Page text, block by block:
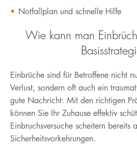
Notfallplan und schnelle Hilfe
Wie kann man
Einbrüche sind für Betroffene nicht
Verlust, sondern oft auch ein
gute Nachricht: Mit den richtigen
können Sie Ihr Zuhause effektiv
Einbruchsversuche scheitern bereits
Sicherheitsvorkehrungen.